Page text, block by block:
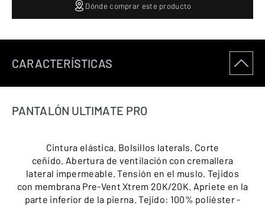
Dónde comprar este producto
CARACTERÍSTICAS
PANTALÓN ULTIMATE PRO
Cintura elástica. Bolsillos laterals. Corte
ceñido. Abertura de ventilación con cremallera
lateral impermeable. Tensión en el muslo. Tejidos
con membrana Pre-Vent Xtrem 20K/20K. Apriete en la
parte inferior de la pierna. Tejido: 100% poliéster -